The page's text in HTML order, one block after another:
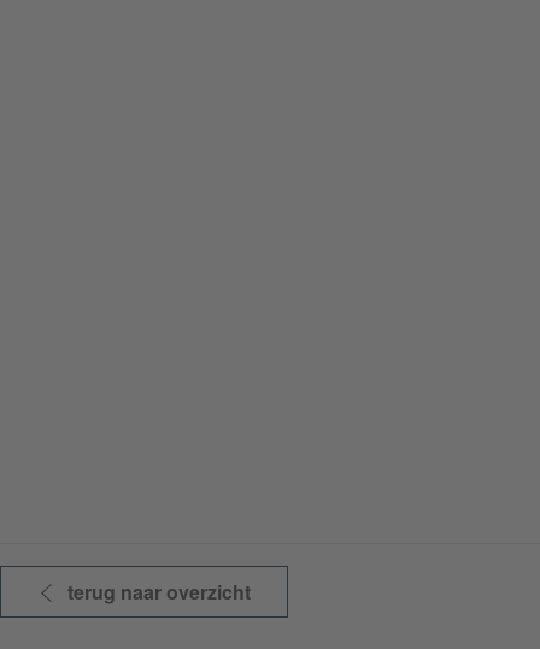
terug naar overzicht